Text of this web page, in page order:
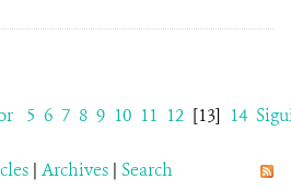
5 6 7 8 9 10 11 12 [13] 14
| Archives | Search